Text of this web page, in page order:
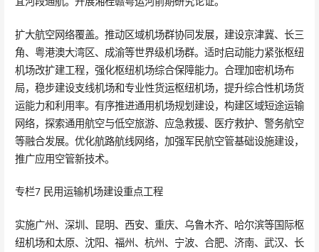
扩大航空网络覆盖。推动区域机场群协同发展，建设京津冀、长三
角、粤港澳大湾区、成渝等世界级机场群。适时启动能力紧张枢纽
机场改扩建工程，强化枢纽机场综合保障能力。合理加密机场布
局，稳步建设支线机场和专业性货运枢纽机场，提升综合性机场货
运能力和利用率。有序推进通用机场规划建设，构建区域短途运输
网络，探索通用航空与低空旅游、应急救援、医疗救护、警务航空
等融合发展。优化航路航线网络，加强军民航空管基础设施建设，
推广应用空管新技术。
专栏7 民用运输机场建设重点工程
实施广州、深圳、昆明、西安、重庆、乌鲁木齐、哈尔滨等国际枢
纽机场和太原、沈阳、福州、杭州、宁波、合肥、济南、武汉、长